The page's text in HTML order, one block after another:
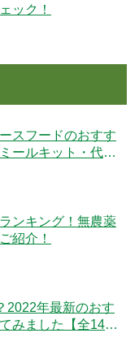
ック！
スフードのおすす
ールキット・代替
ンキング！無農薬
紹介！
2022年最新のおす
みました【全14